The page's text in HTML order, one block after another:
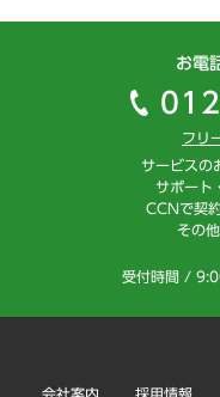
お電
フリ
サービスの
サポート
CCNで契
その
受付時間 /
会社案内 採用情報